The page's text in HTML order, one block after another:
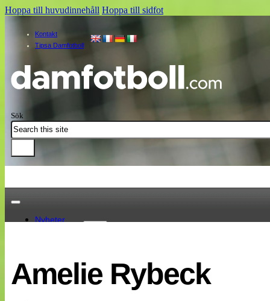
Hoppa till huvudinnehåll Hoppa till sidfot
Kontakt
Tipsa Damfotboll
Sök
Nyheter
Landslaget
EM 2013
Internationellt
Amelie Rybeck